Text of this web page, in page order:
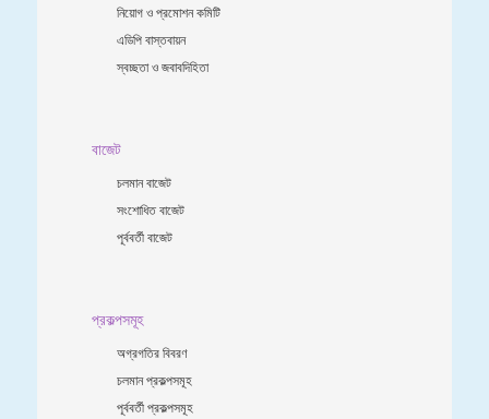
নিয়োগ ও প্রমোশন কমিটি
এডিপি বাস্তবায়ন
স্বচ্ছতা ও জবাবদিহিতা
বাজেট
চলমান বাজেট
সংশোধিত বাজেট
পূর্ববর্তী বাজেট
প্রকল্পসমূহ
অগ্রগতির বিবরণ
চলমান প্রকল্পসমূহ
পূর্ববর্তী প্রকল্পসমূহ